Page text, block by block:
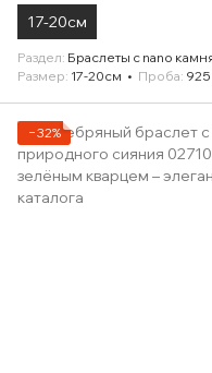
17-20см
Раздел Браслеты с nano
Размер 17-20см Проба 925
−32%